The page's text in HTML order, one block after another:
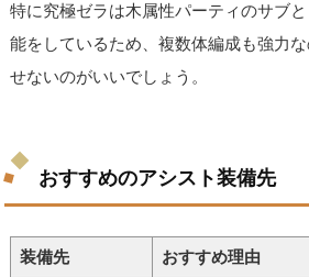
特に究極ゼラは木属性パーティのサブ
能をしているため、複数体編成も強力
せないのがいいでしょう。
おすすめのアシスト装備先
装備先 おすすめ理由